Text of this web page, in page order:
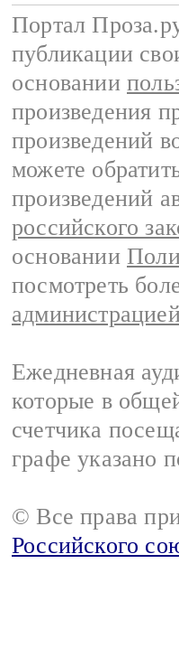
Портал
публикации
основании
произведения
произведений
можете
произведений
российского
основании
посмотреть
Ежедневная
которые в
счетчика
графе указано
© Все права
Российского